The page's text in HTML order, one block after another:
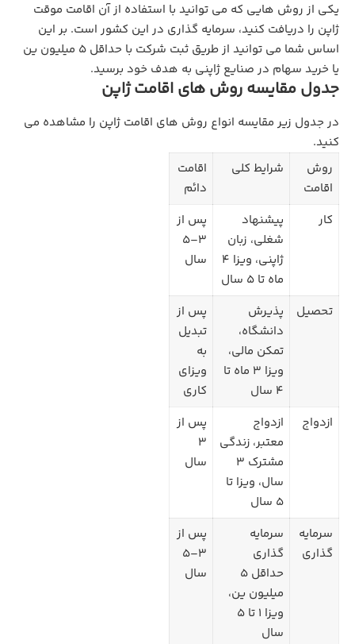
یکی از روش هایی که می توانید با استفاده از آن اقامت موقت
ژاپن را دریافت کنید، سرمایه گذاری در این کشور است. بر این
اساس شما می توانید از طریق ثبت شرکت با حداقل 5 میلیون ین
یا خرید سهام در صنایع ژاپنی به هدف خود برسید.
جدول مقایسه روش های اقامت ژاپن
در جدول زیر مقایسه انواع روش های اقامت ژاپن را مشاهده می
کنید.
روش
اقامت
شرایط کلی
اقامت
دائم
کار
پیشنهاد
شغلی، زبان
ژاپنی، ویزا ۴
ماه تا ۵ سال
پس از
۳–۵
سال
تحصیل
پذیرش
دانشگاه،
تمکن مالی،
ویزا ۳ ماه تا
۴ سال
پس از
تبدیل
به
ویزای
کاری
ازدواج
ازدواج
معتبر، زندگی
مشترک ۳
سال، ویزا تا
۵ سال
پس از
۳
سال
سرمایه
گذاری
سرمایه
گذاری
حداقل ۵
میلیون ین،
ویزا ۱ تا ۵
سال
پس از
۳–۵
سال